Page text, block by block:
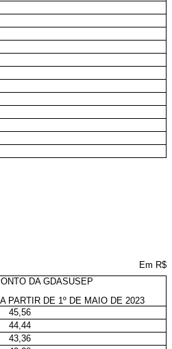
Em R$
DA GDASUSEP
PARTIR DE 1º DE MAIO DE 2023
45,56
44,44
43,36